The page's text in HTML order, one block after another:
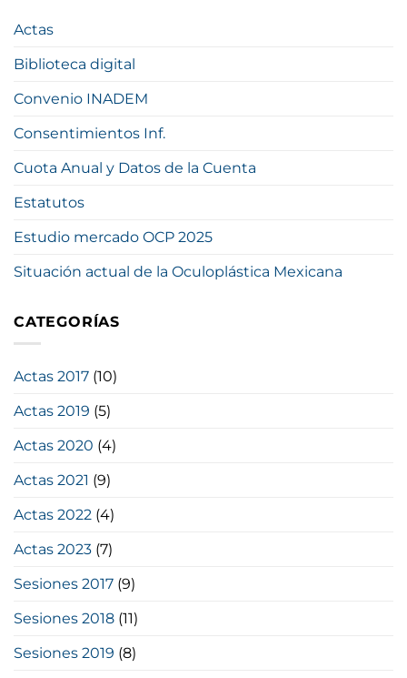
Actas
Biblioteca digital
Convenio INADEM
Consentimientos Inf.
Cuota Anual y Datos de la Cuenta
Estatutos
Estudio mercado OCP 2025
Situación actual de la Oculoplástica Mexicana
CATEGORÍAS
Actas 2017 (10)
Actas 2019 (5)
Actas 2020 (4)
Actas 2021 (9)
Actas 2022 (4)
Actas 2023 (7)
Sesiones 2017 (9)
Sesiones 2018 (11)
Sesiones 2019 (8)